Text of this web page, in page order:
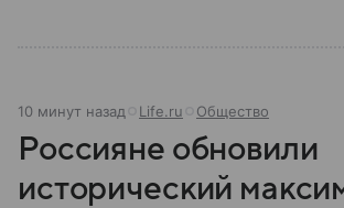
10 минут назад Life.ru Общество
Россияне обновили
исторический